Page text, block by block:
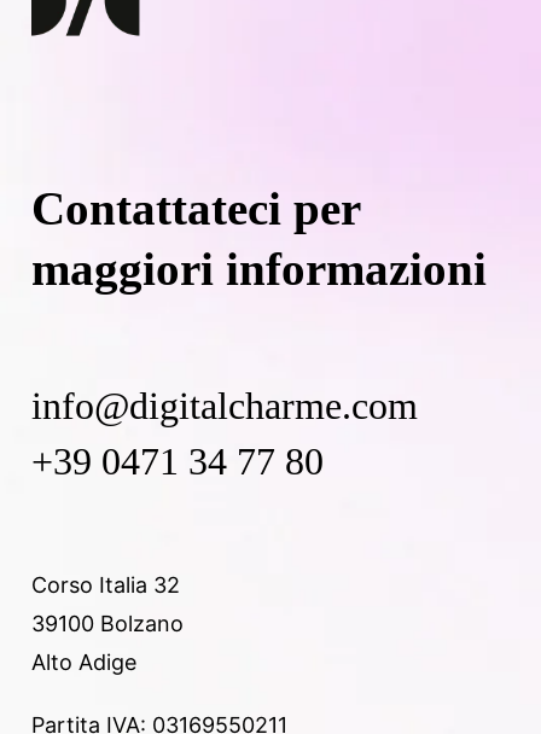
Contattateci per
maggiori informazioni
info@digitalcharme.com
+39 0471 34 77 80
Corso Italia 32
39100 Bolzano
Alto Adige
Partita IVA: 03169550211